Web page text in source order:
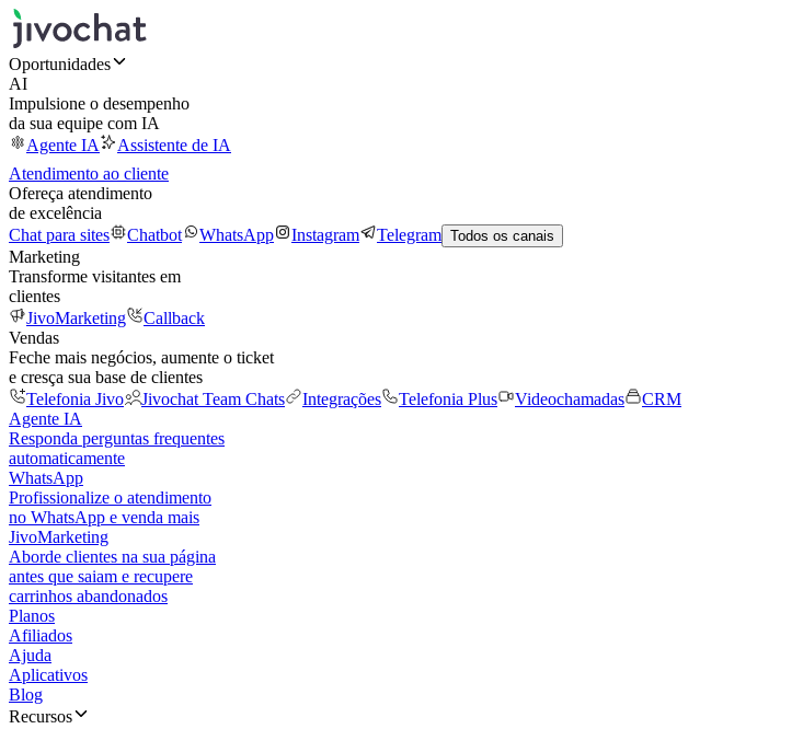
Oportunidades
AI
Impulsione o desempenho
da sua equipe com IA
Agente IA
Assistente de IA
Atendimento ao cliente
Ofereça atendimento
de excelência
Chat para sites
Chatbot WhatsApp Instagram Telegram Todos os canais
Marketing
Transforme visitantes em
clientes
JivoMarketing
Callback
Vendas
Feche mais negócios, aumente o ticket
e cresça sua base de clientes
Telefonia Jivo
Jivochat Team Chats Integrações Telefonia Plus Videochamadas
CRM
Agente IA
Responda perguntas frequentes
automaticamente
WhatsApp
Profissionalize o atendimento
no WhatsApp e venda mais
JivoMarketing
Aborde clientes na sua página
antes que saiam e recupere
carrinhos abandonados
Planos
Afiliados
Ajuda
Aplicativos
Blog
Recursos